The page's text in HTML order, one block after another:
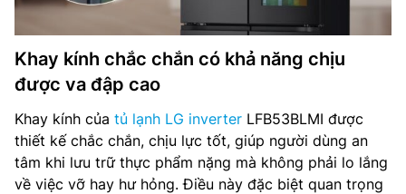
Khay kính chắc chắn có khả năng chịu
được va đập cao
Khay kính của tủ lạnh LG inverter LFB53BLMI được
thiết kế chắc chắn, chịu lực tốt, giúp người dùng an
tâm khi lưu trữ thực phẩm nặng mà không phải lo lắng
về việc vỡ hay hư hỏng. Điều này đặc biệt quan trọng